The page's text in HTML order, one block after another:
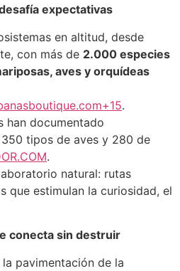
expectativas
en altitud, desde
con más de 2.000 especies
aves y orquídeas
.
han documentado
tipos de aves y 280 de
.
natural: rutas
que estimulan la curiosidad, el
conecta sin destruir
pavimentación de la